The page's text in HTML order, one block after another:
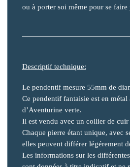
ou à porter soi même pour se faire
Descriptif technique:
Le pendentif mesure 55mm de
Ce pendentif fantaisie est en métal
d’Aventurine verte.
Il est vendu avec un collier de cuir
Chaque pierre étant unique, avec
elles peuvent différer légérement
Les informations sur les